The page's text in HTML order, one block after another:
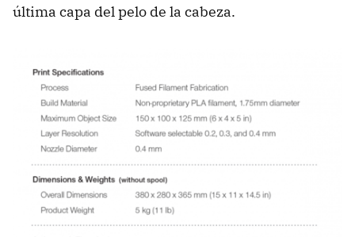
última capa del pelo de la cabeza.